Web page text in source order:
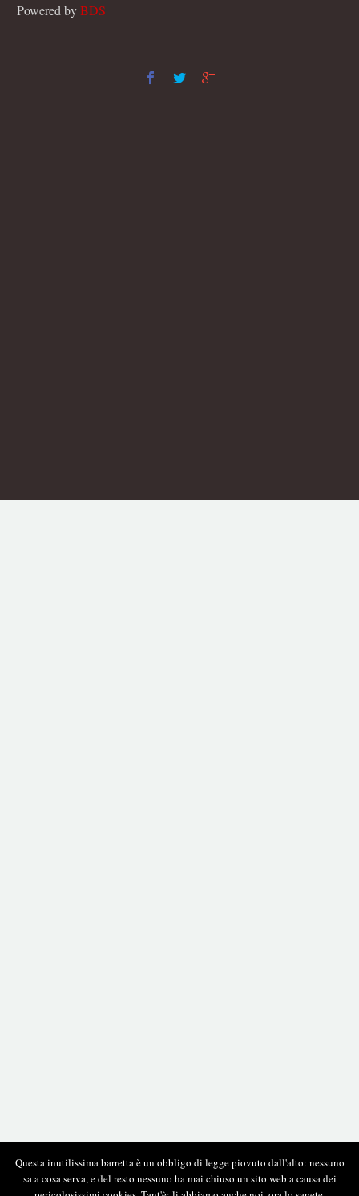
Powered byBDS
Questa inutilissima barretta è un obbligo di legge piovuto dall'alto: nessuno
sa a cosa serva, e del resto nessuno ha mai chiuso un sito web a causa dei